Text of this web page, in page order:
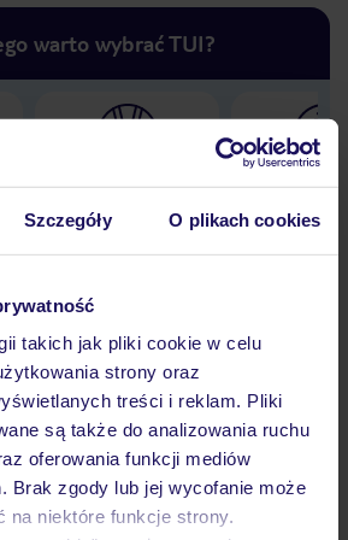
Szczegóły O plikach cookies
takich jak pliki cookie w celu
strony oraz
treści i reklam. Pliki
są także do analizowania ruchu
oferowania funkcji mediów
Brak zgody lub jej wycofanie może
na niektóre funkcje strony.
warto wybrać TUI?
podróży w Polsce
30 lat w